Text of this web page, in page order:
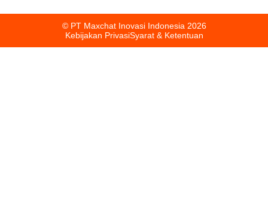
© PT Maxchat Inovasi Indonesia 2026
Kebijakan PrivasiSyarat & Ketentuan